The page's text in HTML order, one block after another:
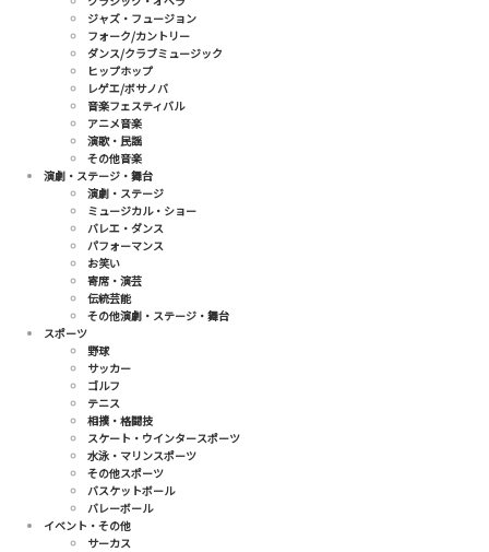
ジャズ・フュージョン
フォーク/カントリー
ダンス/クラブミュージック
ヒップホップ
レゲエ/ボサノバ
音楽フェスティバル
アニメ音楽
演歌・民謡
その他音楽
演劇・ステージ・舞台
演劇・ステージ
ミュージカル・ショー
バレエ・ダンス
パフォーマンス
お笑い
寄席・演芸
伝統芸能
その他演劇・ステージ・舞台
スポーツ
野球
サッカー
ゴルフ
テニス
相撲・格闘技
スケート・ウインタースポーツ
水泳・マリンスポーツ
その他スポーツ
バスケットボール
バレーボール
イベント・その他
サーカス